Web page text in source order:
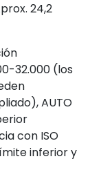
24,2
32.000 (los
AUTO
con ISO
inferior y